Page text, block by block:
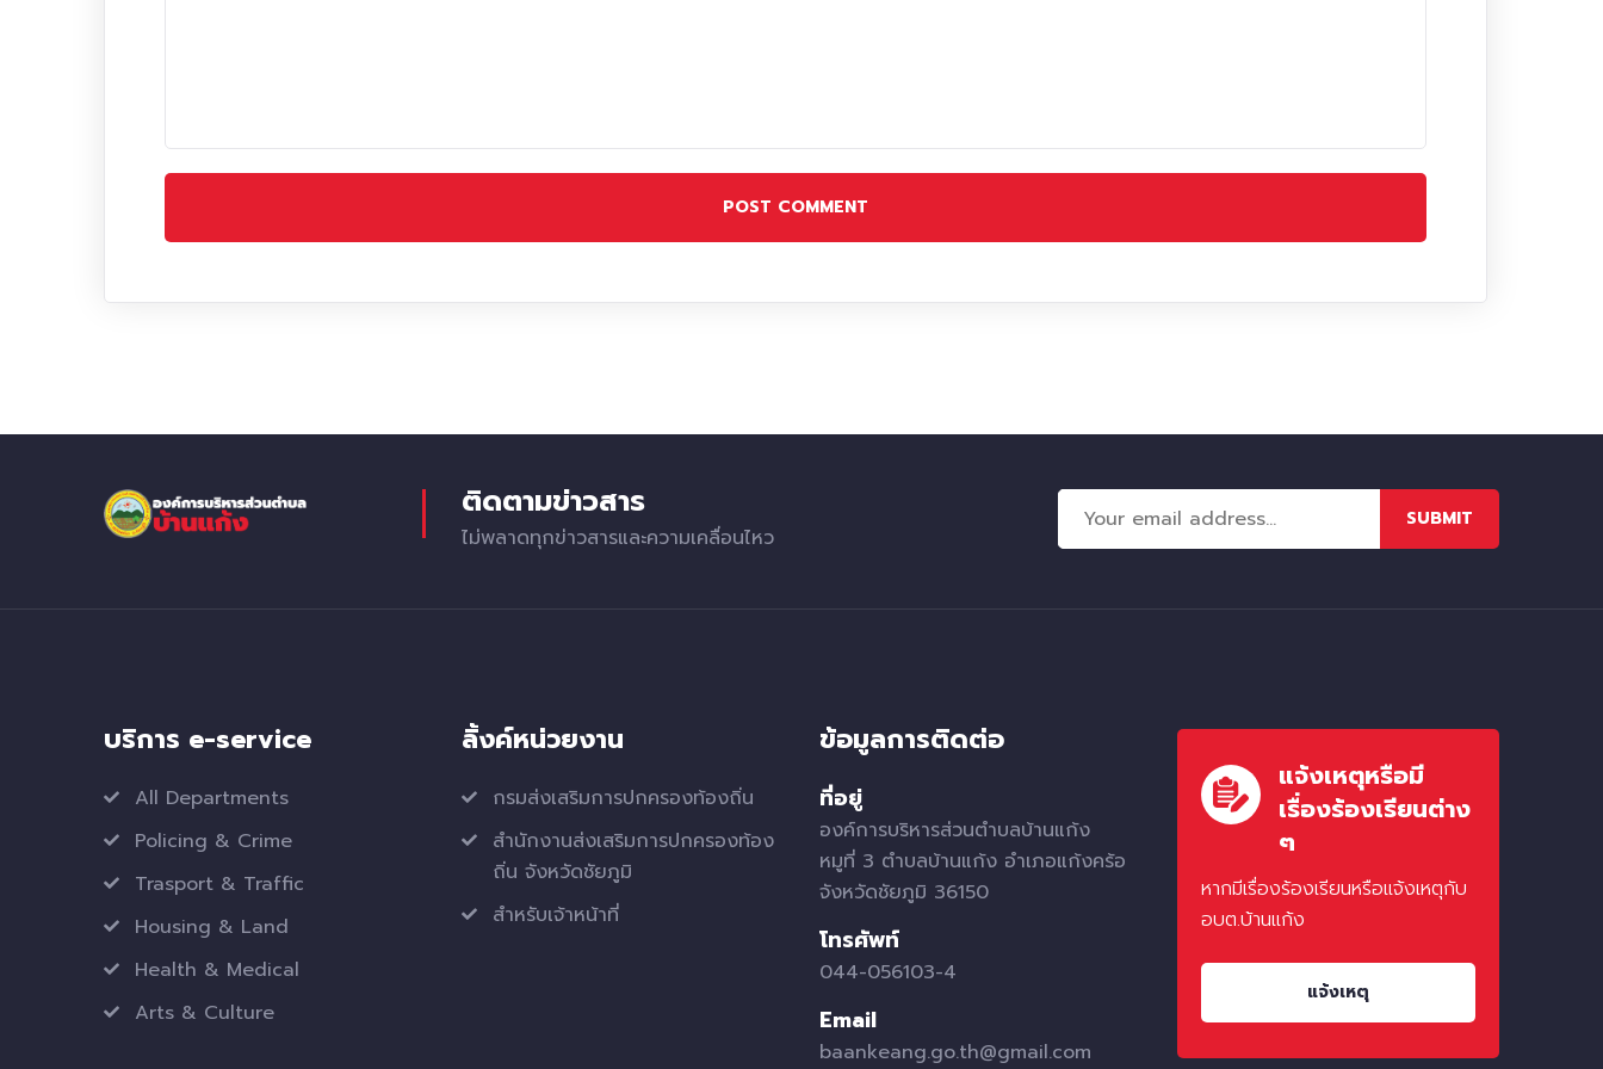
POST COMMENT
ติดตามข่าวสาร
ไม่พลาดทุกข่าวสารและความเคลื่อนไหว
SUBMIT
บริการ e-service
All Departments
Policing & Crime
Trasport & Traffic
Housing & Land
Health & Medical
Arts & Culture
ลิ้งค์หน่วยงาน
กรมส่งเสริมการปกครองท้องถิ่น
สำนักงานส่งเสริมการปกครองท้อง
ถิ่น จังหวัดชัยภูมิ
สำหรับเจ้าหน้าที่
ข้อมูลการติดต่อ
ที่อยู่
องค์การบริหารส่วนตำบลบ้านแก้ง
หมูที่ 3 ตำบลบ้านแก้ง อำเภอแก้งคร้อ
จังหวัดชัยภูมิ 36150
โทรศัพท์
044-056103-4
Email
baankeang.go.th@gmail.com
แจ้งเหตุหรือมี
เรื่องร้องเรียนต่าง
ๆ
หากมีเรื่องร้องเรียนหรือแจ้งเหตุกับ
อบต.บ้านแก้ง
แจ้งเหตุ